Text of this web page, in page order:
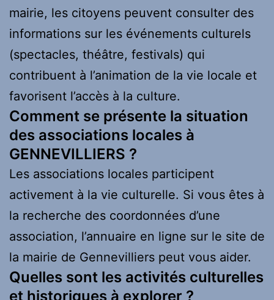
mairie, les citoyens peuvent consulter des
informations sur les événements culturels
(spectacles, théâtre, festivals) qui
contribuent à l’animation de la vie locale et
favorisent l’accès à la culture.
Comment se présente la situation
des associations locales à
GENNEVILLIERS ?
Les associations locales participent
activement à la vie culturelle. Si vous êtes à
la recherche des coordonnées d’une
association, l’annuaire en ligne sur le site de
la mairie de Gennevilliers peut vous aider.
Quelles sont les activités culturelles
et historiques à explorer ?